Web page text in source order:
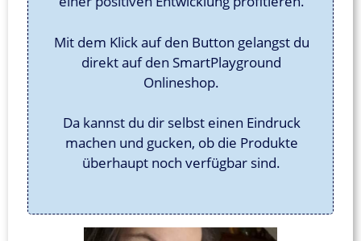
Mit dem Klick auf den Button gelangst du
direkt auf den SmartPlayground
Onlineshop.
Da kannst du dir selbst einen Eindruck
machen und gucken, ob die Produkte
überhaupt noch verfügbar sind.